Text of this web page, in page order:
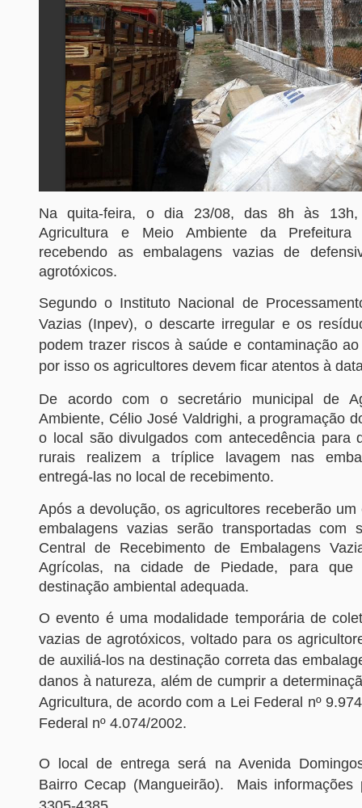
Na quita-feira, o dia 23/08, das 8h às
Agricultura e Meio Ambiente da
recebendo as embalagens vazias de
agrotóxicos.
Segundo o Instituto Nacional de
Vazias (Inpev), o descarte irregular e os
podem trazer riscos à saúde e contaminação
por isso os agricultores devem ficar atentos à
De acordo com o secretário municipal de
Ambiente, Célio José Valdrighi, a programação
o local são divulgados com antecedência para
rurais realizem a tríplice lavagem nas
entregá-las no local de recebimento.
Após a devolução, os agricultores receberão um
embalagens vazias serão transportadas com
Central de Recebimento de Embalagens
Agrícolas, na cidade de Piedade, para que
destinação ambiental adequada.
O evento é uma modalidade temporária de
vazias de agrotóxicos, voltado para os
de auxiliá-los na destinação correta das
danos à natureza, além de cumprir a
Agricultura, de acordo com a Lei Federal nº
Federal nº 4.074/2002.
O local de entrega será na Avenida
Bairro Cecap (Mangueirão). Mais informações